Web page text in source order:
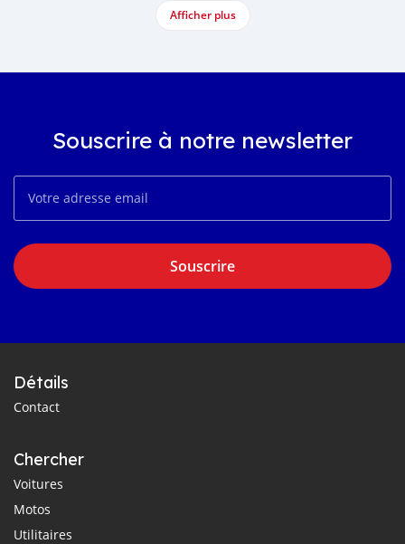
Afficher plus
Souscrire à notre newsletter
Souscrire
Détails
Contact
Chercher
Voitures
Motos
Utilitaires